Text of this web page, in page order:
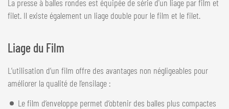
La presse à balles rondes est équipée de série d'un liage par film et
filet. Il existe également un liage double pour le film et le filet.
Liage du Film
L’utilisation d’un film offre des avantages non négligeables pour
améliorer la qualité de l’ensilage :
Le film d’enveloppe permet d’obtenir des balles plus compactes